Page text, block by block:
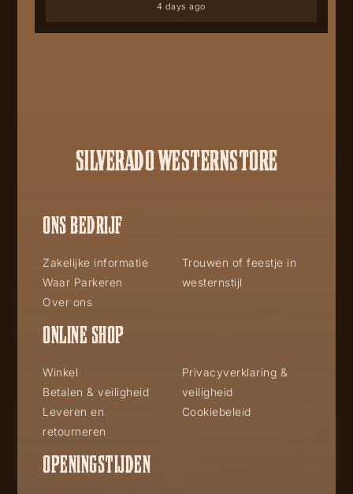
4 days ago
SILVERADO WESTERNSTORE
ONS BEDRIJF
Zakelijke informatie
Waar Parkeren
Over ons
Trouwen of feestje in
westernstijl
ONLINE SHOP
Winkel
Betalen & veiligheid
Leveren en
retourneren
Privacyverklaring &
veiligheid
Cookiebeleid
OPENINGSTIJDEN